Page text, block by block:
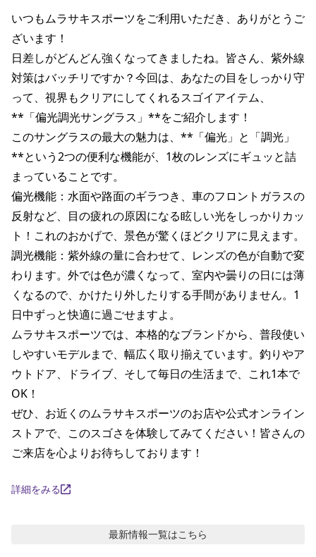
ムラサキスポーツ 公式アプリ
ポイント・クーポンもこのアプリで！
いつもムラサキスポーツをご利用いただき、ありがとうご
ざいます！
日差しがどんどん強くなってきましたね。皆さん、紫外線
対策はバッチリですか？今回は、あなたの目をしっかり守
って、視界もクリアにしてくれるスゴイアイテム、
**「偏光調光サングラス」**をご紹介します！
このサングラスの最大の魅力は、**「偏光」と「調光」
**という2つの便利な機能が、1枚のレンズにギュッと詰
まっていることです。
偏光機能：水面や路面のギラつき、車のフロントガラスの
反射など、目の疲れの原因になる眩しい光をしっかりカッ
ト！これのおかげで、景色が驚くほどクリアに見えます。
調光機能：紫外線の量に合わせて、レンズの色が自動で変
わります。外では色が濃くなって、室内や曇りの日には薄
くなるので、かけたり外したりする手間がありません。1
日中ずっと快適に過ごせますよ。
ムラサキスポーツでは、本格的なブランドから、普段使い
しやすいモデルまで、幅広く取り揃えています。釣りやア
ウトドア、ドライブ、そして毎日の生活まで、これ1本で
OK！
ぜひ、お近くのムラサキスポーツのお店や公式オンライン
ストアで、このスゴさを体験してみてください！皆さんの
ご来店を心よりお待ちしております！
詳細をみる
最新情報一覧はこちら